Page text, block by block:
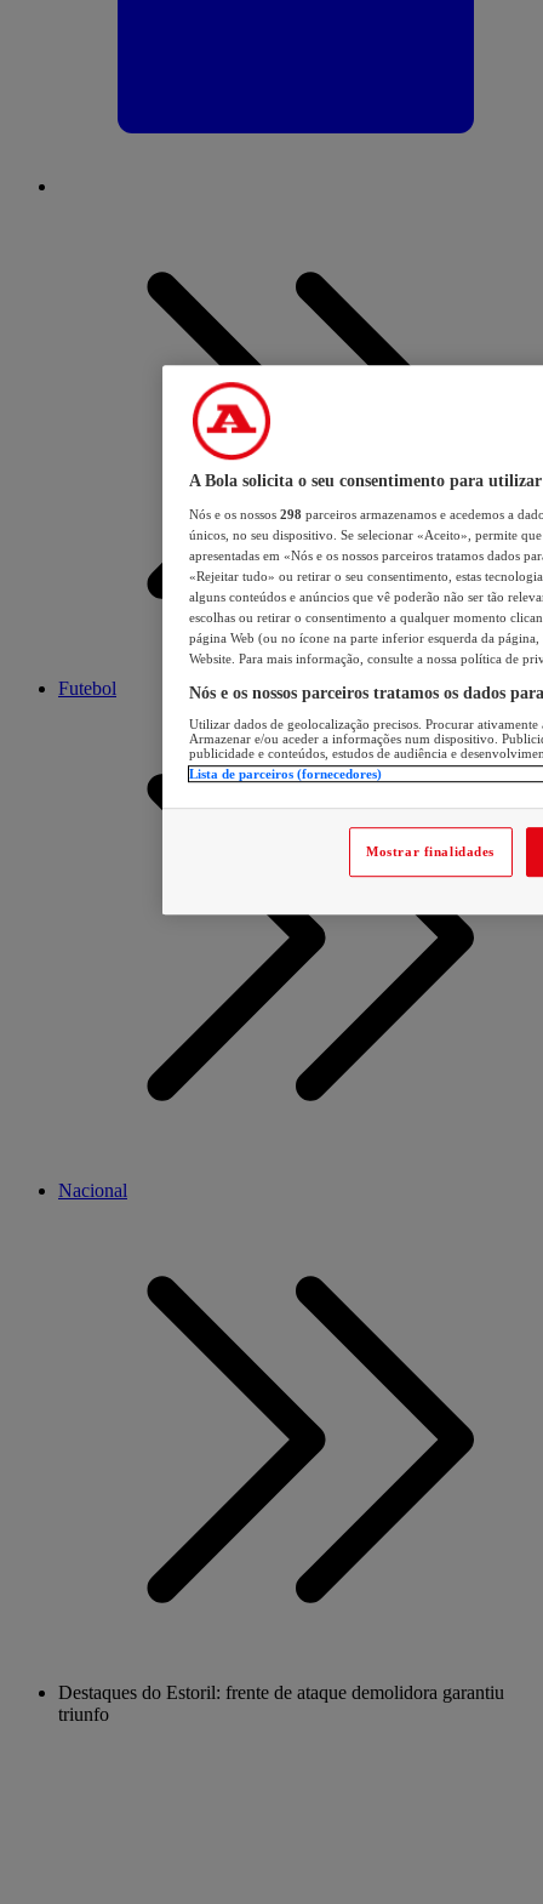
Futebol
Nacional
Destaques do Estoril: frente de ataque demolidora garantiu
triunfo
A Bola solicita o seu consentimento para utilizar
Nós e os nossos 298 parceiros armazenamos e acedemos a
únicos, no seu dispositivo. Se selecionar «Aceito», permite
apresentadas em «Nós e os nossos parceiros tratamos dados
«Rejeitar tudo» ou retirar o seu consentimento, estas
alguns conteúdos e anúncios que vê poderão não ser tão
escolhas ou retirar o consentimento a qualquer momento
página Web (ou no ícone na parte inferior esquerda da página,
Website. Para mais informação, consulte a nossa política de
Nós e os nossos parceiros tratamos os dados
Utilizar dados de geolocalização precisos. Procurar
Armazenar e/ou aceder a informações num dispositivo.
publicidade e conteúdos, estudos de audiência e
Lista de parceiros (fornecedores)
Mostrar finalidades